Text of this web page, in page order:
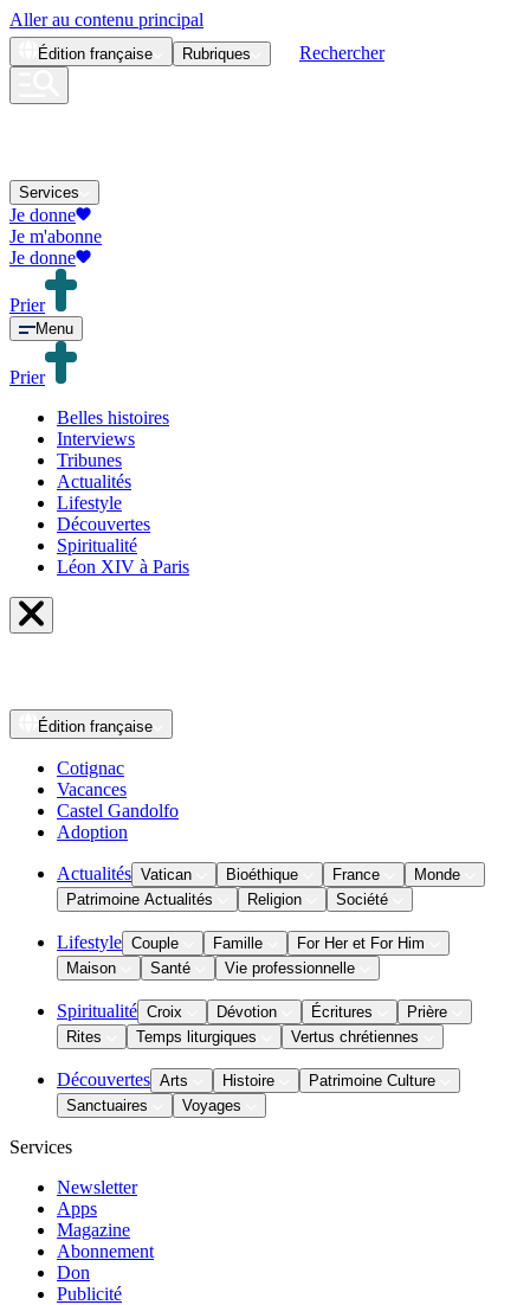
Aller au contenu principal
Édition française Rubriques Rechercher
Services
Je donne
Je m'abonne
Je donne
Prier
Menu
Prier
Belles histoires
Interviews
Tribunes
Actualités
Lifestyle
Découvertes
Spiritualité
Léon XIV à Paris
Édition française
Cotignac
Vacances
Castel Gandolfo
Adoption
Actualités Vatican Bioéthique France
Monde
Patrimoine Actualités
Religion Société
Lifestyle Couple Famille
For Her et For Him
Maison
Santé Vie professionnelle
Spiritualité Croix Dévotion Écritures
Prière
Rites
Temps liturgiques Vertus chrétiennes
Découvertes Arts Histoire
Patrimoine Culture
Sanctuaires
Voyages
Services
Newsletter
Apps
Magazine
Abonnement
Don
Publicité